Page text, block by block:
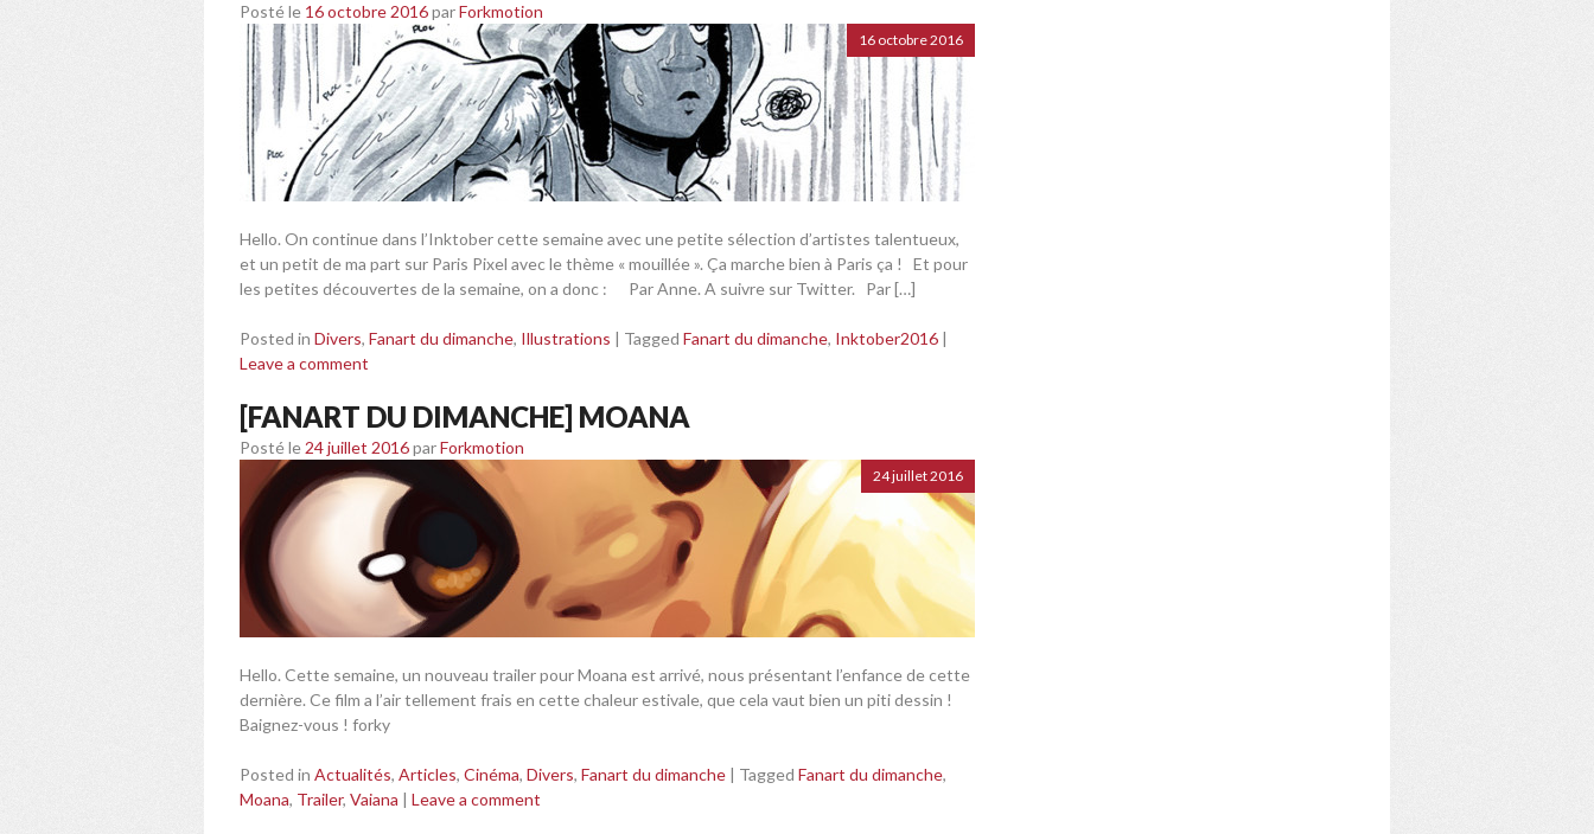
Posté le 16 octobre 2016parForkmotion
16 octobre 2016
Hello. On continue dans l’Inktober cette semaine avec une petite sélection d’artistes talentueux,
et un petit de ma part sur Paris Pixel avec le thème « mouillée ». Ça marche bien à Paris ça ! Et pour
les petites découvertes de la semaine, on a donc : Par Anne. A suivre sur Twitter. Par […]
Posted in Divers, Fanart du dimanche, Illustrations | Tagged Fanart du dimanche, Inktober2016 |
Leave a comment
[FANART DU DIMANCHE] MOANA
Posté le 24 juillet 2016parForkmotion
24 juillet 2016
Hello. Cette semaine, un nouveau trailer pour Moana est arrivé, nous présentant l’enfance de cette
dernière. Ce film a l’air tellement frais en cette chaleur estivale, que cela vaut bien un piti dessin !
Baignez-vous ! forky
Posted in Actualités, Articles, Cinéma, Divers, Fanart du dimanche | Tagged Fanart du dimanche,
Moana, Trailer, Vaiana | Leave a comment